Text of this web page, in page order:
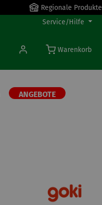
Regionale Produkte
Service/Hilfe
Warenkorb
ANGEBOTE